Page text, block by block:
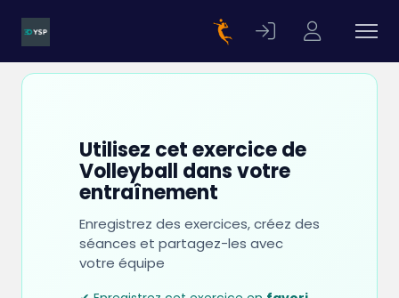
Utilisez cet exercice de
Volleyball dans votre
entraînement
Enregistrez des exercices, créez des
séances et partagez-les avec
votre équipe